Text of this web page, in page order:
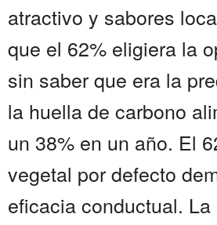
atractivo y sabores
que el 62% eligiera la
sin saber que era la
la huella de carbono
un 38% en un año. El
vegetal por defecto
eficacia conductual.